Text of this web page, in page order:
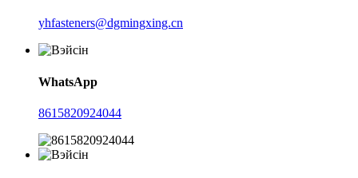
yhfasteners@dgmingxing.cn
WhatsApp
8615820924044